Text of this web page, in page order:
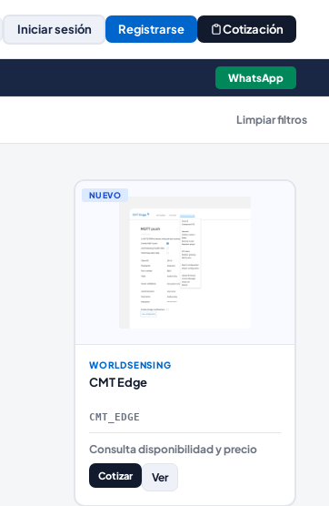
Iniciar sesión Registrarse Cotización
WhatsApp
Limpiar filtros
NUEVO
WORLDSENSING
CMT Edge
CMT_EDGE
Consulta disponibilidad y precio
Cotizar Ver